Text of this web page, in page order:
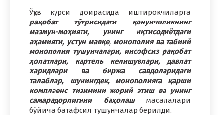
Ўқув курси доирасида иштирокчиларга
рақобат тўғрисидаги қонунчиликнинг
мазмун-моҳияти, унинг иқтисодиётдаги
аҳамияти, устун мавқе, монополия ва табиий
монополия тушунчалари, инсофсиз рақобат
ҳолатлари, картель келишувлари, давлат
харидлари ва биржа савдоларидаги
талаблар, шунингдек, монополияга қарши
комплаенс тизимини жорий этиш ва унинг
самарадорлигини баҳолаш
масалалари
бўйича батафсил тушунчалар берилди.